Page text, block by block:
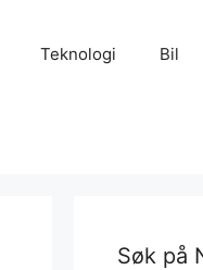
Teknologi Bil
Søk på